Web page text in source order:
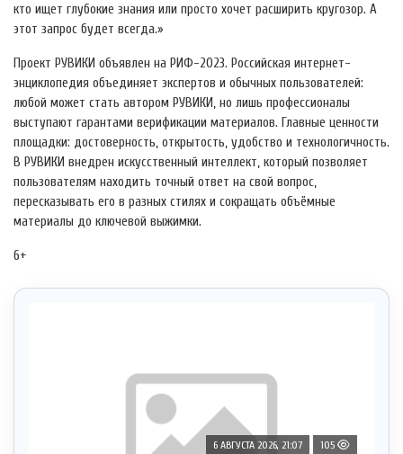
кто ищет глубокие знания или просто хочет расширить кругозор. А
этот запрос будет всегда.»
Проект РУВИКИ объявлен на РИФ-2023. Российская интернет-
энциклопедия объединяет экспертов и обычных пользователей:
любой может стать автором РУВИКИ, но лишь профессионалы
выступают гарантами верификации материалов. Главные ценности
площадки: достоверность, открытость, удобство и технологичность.
В РУВИКИ внедрен искусственный интеллект, который позволяет
пользователям находить точный ответ на свой вопрос,
пересказывать его в разных стилях и сокращать объёмные
материалы до ключевой выжимки.
6+
6 АВГУСТА 2026, 21:07 105